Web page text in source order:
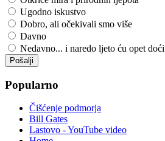
Ugodno iskustvo
Dobro, ali očekivali smo više
Davno
Nedavno... i naredo ljeto ću opet doći
Popularno
Čišćenje podmorja
Bill Gates
Lastovo - YouTube video